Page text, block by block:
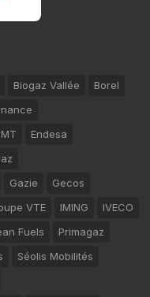
Biogaz Vallée
Borel
Endesa
Gazie
Gecos
VTE IMING
IVECO
Fuels
Primagaz
Séolis Mobilités